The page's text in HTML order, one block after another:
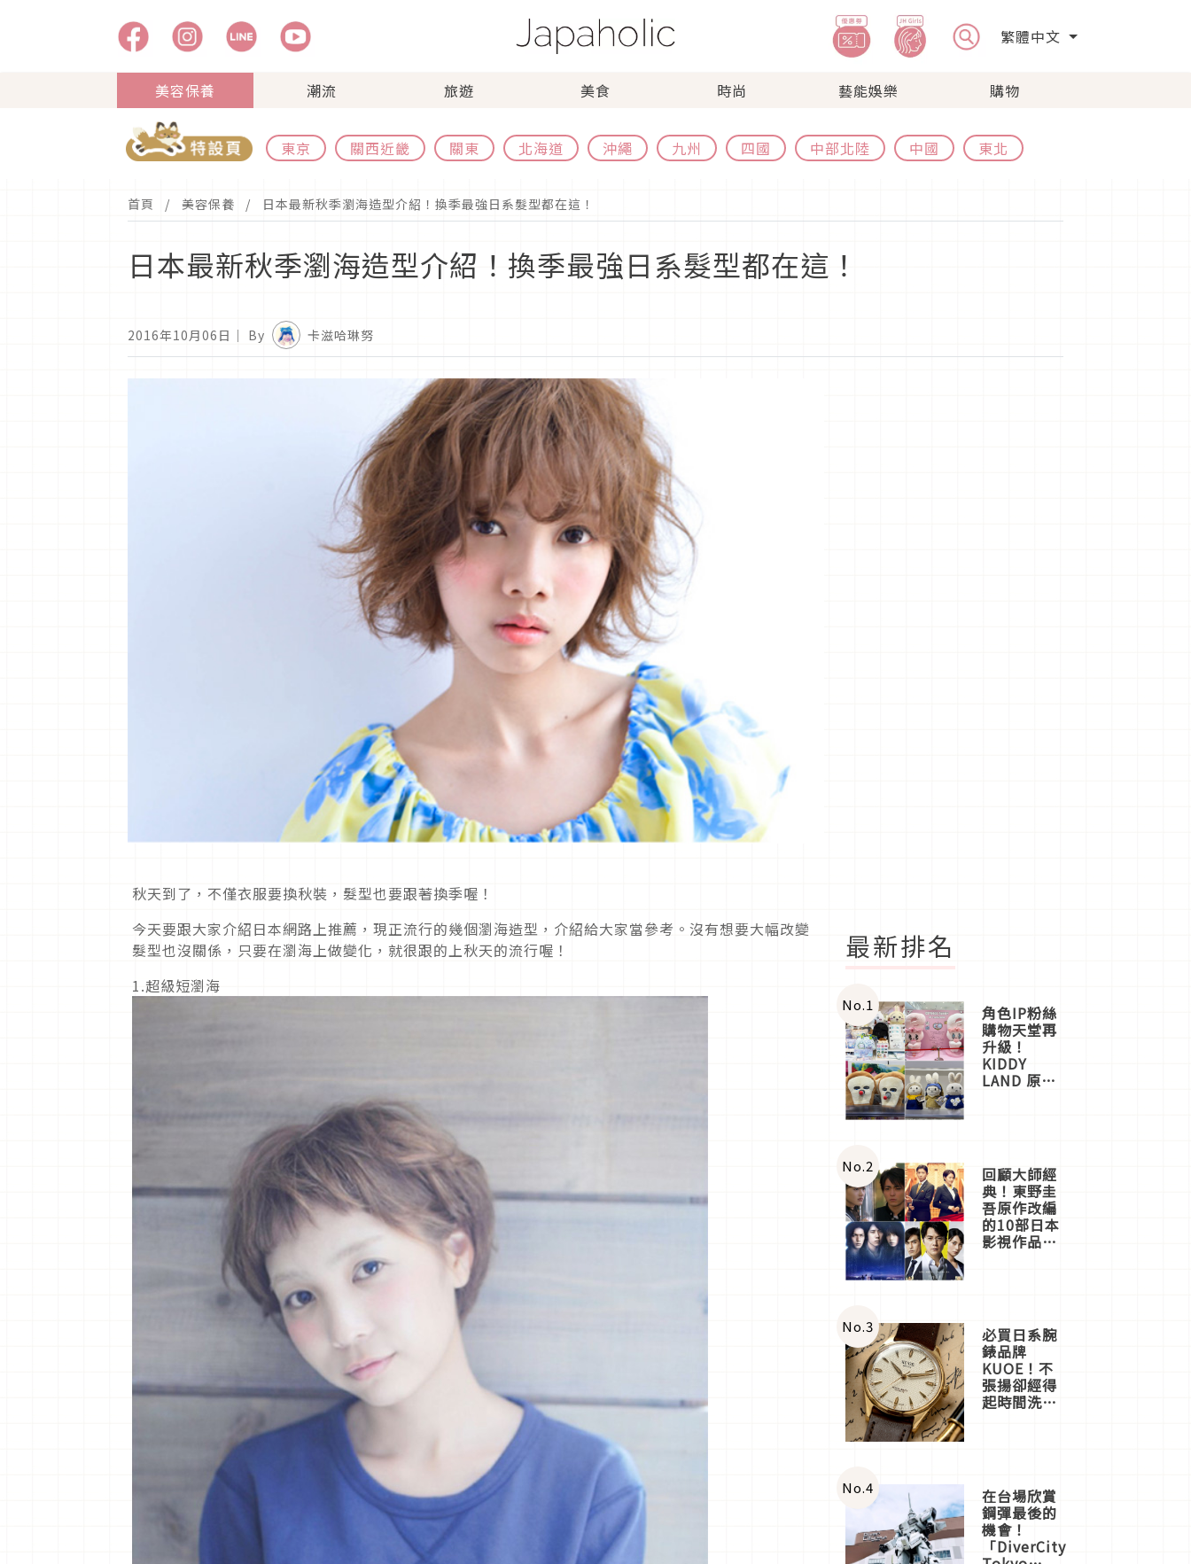
繁體中文
美容保養 潮流 旅遊 美食 時尚 藝能娛樂 購物
東京 關西近畿 關東 北海道 沖繩 九州 四國 中部北陸 中國 東北
首頁 美容保養 日本最新秋季瀏海造型介紹！換季最強日系髮型都在這！
日本最新秋季瀏海造型介紹！換季最強日系髮型都在這！
2016年10月06日 ｜ By 卡滋哈琳努
秋天到了，不僅衣服要換秋裝，髮型也要跟著換季喔！
今天要跟大家介紹日本網路上推薦，現正流行的幾個瀏海造型，介紹給大家當參考。沒有想要大幅改變
髮型也沒關係，只要在瀏海上做變化，就很跟的上秋天的流行喔！
1.超級短瀏海
最新排名
No.1 角色IP粉絲
購物天堂再
升級！
KIDDY
LAND 原宿
店3分即達
No.2 回顧大師經
典！東野圭
吾原作改編
的10部日本
影視作品推
No.3 必買日系腕
錶品牌
KUOE！不
張揚卻經得
起時間洗鍊
No.4 在台場欣賞
鋼彈最後的
機會！
「DiverCity